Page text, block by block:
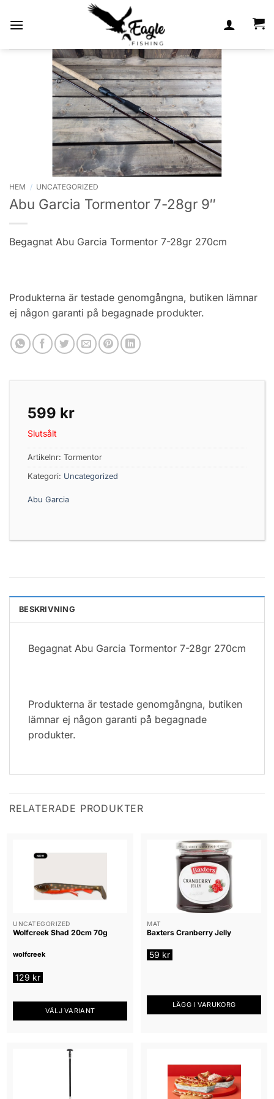
HEM / UNCATEGORIZED
Abu Garcia Tormentor 7-28gr 9″
Begagnat Abu Garcia Tormentor 7-28gr 270cm
Produkterna är testade genomgångna, butiken lämnar
ej någon garanti på begagnade produkter.
599 kr
Slutsålt
Artikelnr: Tormentor
Kategori: Uncategorized
Abu Garcia
BESKRIVNING
Begagnat Abu Garcia Tormentor 7-28gr 270cm
Produkterna är testade genomgångna, butiken
lämnar ej någon garanti på begagnade
produkter.
RELATERADE PRODUKTER
UNCATEGORIZED
Wolfcreek Shad 20cm 70g
wolfcreek
129 kr
VÄLJ VARIANT
MAT
Baxters Cranberry Jelly
59 kr
LÄGG I VARUKORG